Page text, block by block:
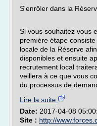
S'enrôler dans la
Si vous souhaitez vous
première étape
locale de la Réserve
disponibles et ensuite
recrutement local
veillera à ce que vous
du processus de
Lire la suite
Date: 2017-04-08
Site : http://